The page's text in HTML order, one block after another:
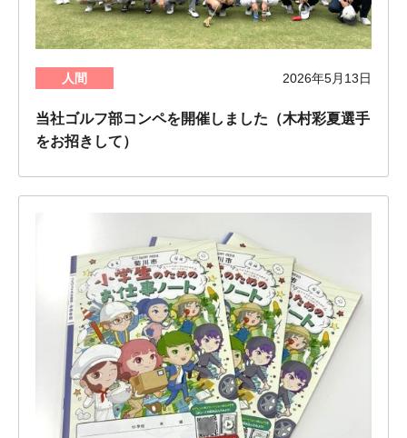
人間 2026年5月13日
当社ゴルフ部コンペを開催しました（木村彩夏選手
をお招きして）